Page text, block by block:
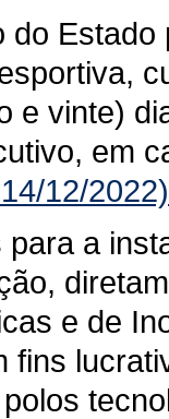
do
e vinte)
em
12/2022)
a
e de
fins